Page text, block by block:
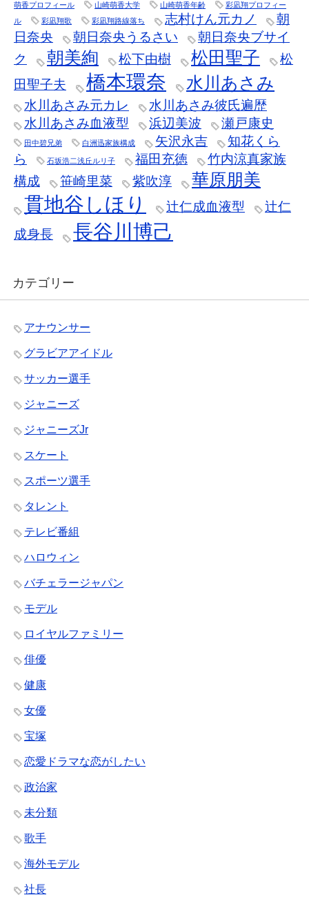
萌香プロフィール
山崎萌香大学 山崎萌香年齢
彩凪翔プロフィー
ル
彩凪翔歌 彩凪翔路線落ち 志村けん元カノ
朝
日奈央
朝日奈央うるさい
朝日奈央ブサイ
ク
朝美絢 松下由樹 松田聖子
松
田聖子夫
橋本環奈 水川あさみ
水川あさみ元カレ
水川あさみ彼氏遍歴
水川あさみ血液型
浜辺美波 瀬戸康史
田中碧兄弟 白洲迅家族構成 矢沢永吉
知花くら
ら
石坂浩二浅丘ルリ子 福田充徳
竹内涼真家族
構成
笹崎里菜 紫吹淳 華原朋美
貫地谷しほり 辻仁成血液型
辻仁
成身長
長谷川博己
カテゴリー
アナウンサー
グラビアアイドル
サッカー選手
ジャニーズ
ジャニーズJr
スケート
スポーツ選手
タレント
テレビ番組
ハロウィン
バチェラージャパン
モデル
ロイヤルファミリー
俳優
健康
女優
宝塚
恋愛ドラマな恋がしたい
政治家
未分類
歌手
海外モデル
社長